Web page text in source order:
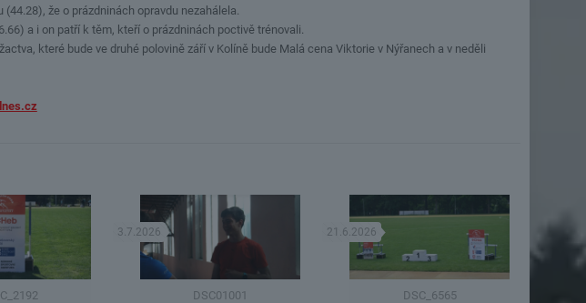
že o prázdninách opravdu nezahálela.
a i on patří k těm, kteří o prázdninách poctivě trénovali.
které bude ve druhé polovině září v Kolíně bude Malá cena Viktorie v Nýřanech a v neděli
DSC01001
3.7.2026
DSC_6565
21.6.2026